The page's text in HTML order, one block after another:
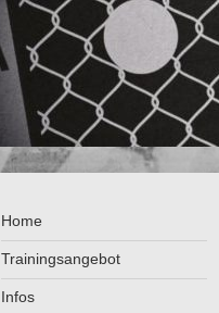
Home
Trainingsangebot
Infos